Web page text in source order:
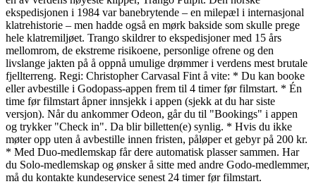
ekspedisjonen i 1984 var banebrytende – en milepæl i internasjonal
klatrehistorie – men hadde også en mørk bakside som skulle prege
hele klatremiljøet. Trango skildrer to ekspedisjoner med 15 års
mellomrom, de ekstreme risikoene, personlige ofrene og den
livslange jakten på å oppnå umulige drømmer i verdens mest brutale
fjellterreng. Regi: Christopher Carvasal Fint å vite: * Du kan booke
eller avbestille i Godopass-appen frem til 4 timer før filmstart. * Én
time før filmstart åpner innsjekk i appen (sjekk at du har siste
versjon). Når du ankommer Odeon, går du til "Bookings" i appen
og trykker "Check in". Da blir billetten(e) synlig. * Hvis du ikke
møter opp uten å avbestille innen fristen, påløper et gebyr på 200 kr.
* Med Duo-medlemskap får dere automatisk plasser sammen. Har
du Solo-medlemskap og ønsker å sitte med andre Godo-medlemmer,
må du kontakte kundeservice senest 24 timer før filmstart.